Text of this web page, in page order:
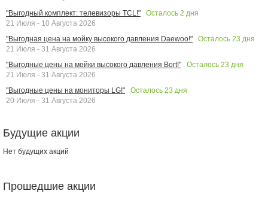
"Выгодный комплект: телевизоры TCL!"
Осталось 2 дня
21 Июля - 10 Августа 2026
"Выгодная цена на мойку высокого давления Daewoo!"
Осталось 23 дня
21 Июля - 31 Августа 2026
"Выгодные цены на мойки высокого давления Bort!"
Осталось 23 дня
21 Июля - 31 Августа 2026
"Выгодные цены на мониторы LG!"
Осталось 23 дня
20 Июля - 31 Августа 2026
Будущие акции
Нет будущих акций
Прошедшие акции